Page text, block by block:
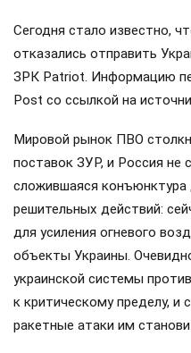
Сегодня стало известно,
отказались отправить
ЗРК Patriot. Информацию
Post со ссылкой на
Мировой рынок ПВО
поставок ЗУР, и Россия не
сложившаяся
решительных действий:
для усиления огневого
объекты Украины.
украинской системы
к критическому пределу, и
ракетные атаки им